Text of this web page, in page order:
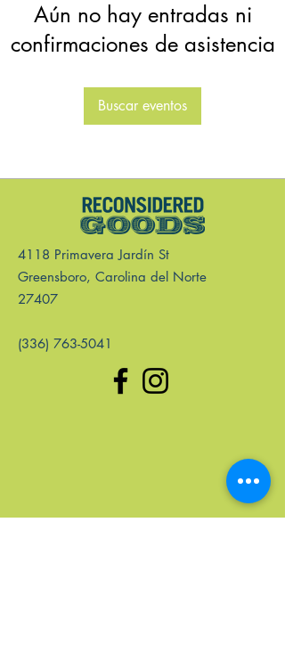
Aún no hay entradas ni
confirmaciones de asistencia
Buscar eventos
4118 Primavera Jardín St
Greensboro, Carolina del Norte
27407
(336) 763-5041